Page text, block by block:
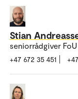
Stian
seniorrådgiver FoU
+47 672 35 451